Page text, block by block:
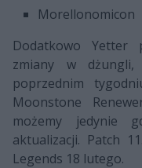
Morellonomicon
Dodatkowo Yetter
zmiany w
poprzednim
Moonstone
możemy jedynie
aktualizacji. Patch
Legends 18 lutego.